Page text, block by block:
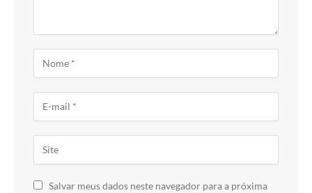
Salvar meus dados neste navegador para a próxima